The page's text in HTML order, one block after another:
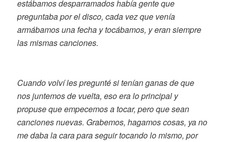
estábamos desparramados había gente que
preguntaba por el disco, cada vez que venía
armábamos una fecha y tocábamos, y eran siempre
las mismas canciones.
Cuando volví les pregunté si tenían ganas de que
nos juntemos de vuelta, eso era lo principal y
propuse que empecemos a tocar, pero que sean
canciones nuevas. Grabemos, hagamos cosas, ya no
me daba la cara para seguir tocando lo mismo, por